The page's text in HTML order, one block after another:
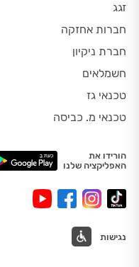
זגג
חברות אחזקה
חברת ניקיון
חשמלאים
טכנאי גז
טכנאי מ. כביסה
הורידו את
האפליקציה שלנו
נגישות